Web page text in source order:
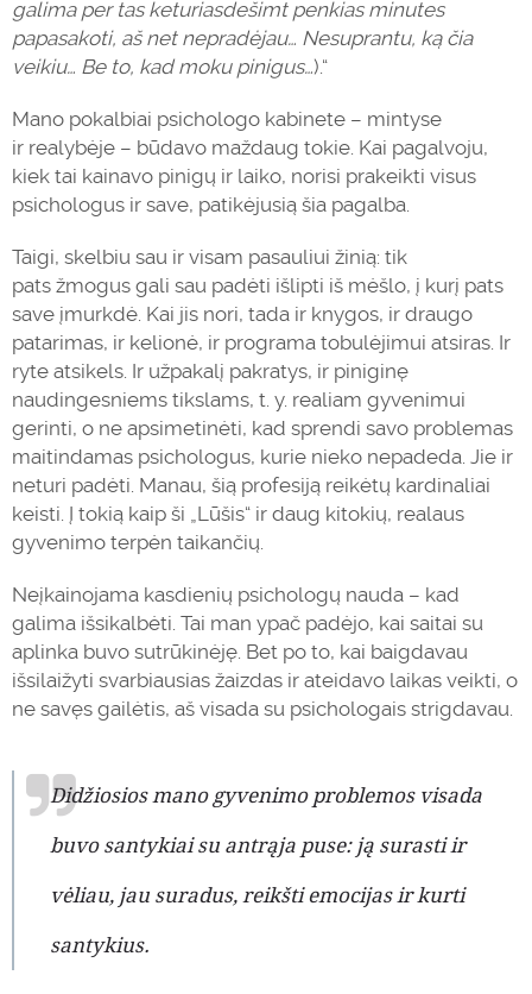
galima per tas keturiasdešimt penkias minutes
papasakoti, aš net nepradėjau… Nesuprantu, ką čia
veikiu… Be to, kad moku pinigus…).“
Mano pokalbiai psichologo kabinete – mintyse
ir realybėje – būdavo maždaug tokie. Kai pagalvoju,
kiek tai kainavo pinigų ir laiko, norisi prakeikti visus
psichologus ir save, patikėjusią šia pagalba.
Taigi, skelbiu sau ir visam pasauliui žinią: tik
pats žmogus gali sau padėti išlipti iš mėšlo, į kurį pats
save įmurkdė. Kai jis nori, tada ir knygos, ir draugo
patarimas, ir kelionė, ir programa tobulėjimui atsiras. Ir
ryte atsikels. Ir užpakalį pakratys, ir piniginę
naudingesniems tikslams, t. y. realiam gyvenimui
gerinti, o ne apsimetinėti, kad sprendi savo problemas
maitindamas psichologus, kurie nieko nepadeda. Jie ir
neturi padėti. Manau, šią profesiją reikėtų kardinaliai
keisti. Į tokią kaip ši „Lūšis“ ir daug kitokių, realaus
gyvenimo terpėn taikančių.
Neįkainojama kasdienių psichologų nauda – kad
galima išsikalbėti. Tai man ypač padėjo, kai saitai su
aplinka buvo sutrūkinėję. Bet po to, kai baigdavau
išsilaižyti svarbiausias žaizdas ir ateidavo laikas veikti, o
ne savęs gailėtis, aš visada su psichologais strigdavau.
Didžiosios mano gyvenimo problemos visada
buvo santykiai su antrąja puse: ją surasti ir
vėliau, jau suradus, reikšti emocijas ir kurti
santykius.